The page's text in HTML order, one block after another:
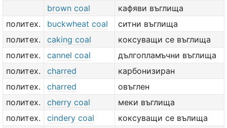
brown coal
кафяви въглища
политех.
buckwheat coal
ситни въглища
политех.
caking coal
коксуващи се въглища
политех.
cannel coal
дългопламъчни въглища
политех.
charred
карбонизиран
политех.
charred
овъглен
политех.
cherry coal
меки въглища
политех.
cindery coal
коксуващи се вълища